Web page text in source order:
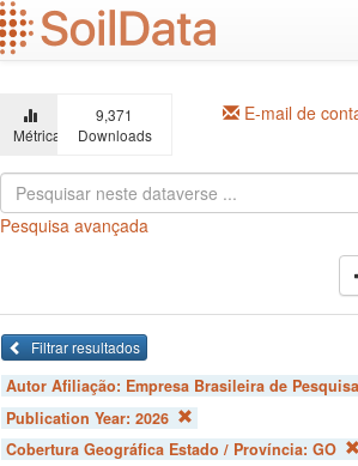
Ir
para
o
principal
Métricas
9,371
Downloads
E-mail de
Pesquisa avançada
Filtrar resultados
Autor Afiliação: Empresa Brasileira de
Publication Year: 2026
Cobertura Geográfica Estado / Província: GO